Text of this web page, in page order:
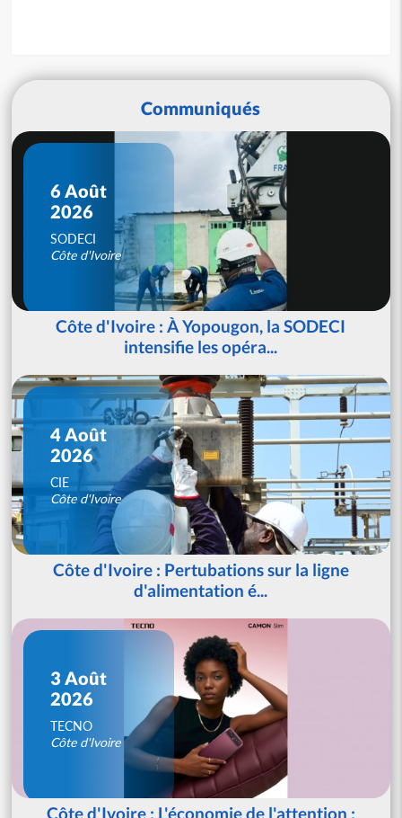
Communiqués
6 Août
2026
SODECI
Côte d'Ivoire
Côte d'Ivoire : À Yopougon, la SODECI
intensifie les opéra...
4 Août
2026
CIE
Côte d'Ivoire
Côte d'Ivoire : Pertubations sur la ligne
d'alimentation é...
3 Août
2026
TECNO
Côte d'Ivoire
Côte d'Ivoire : L'économie de l'attention :